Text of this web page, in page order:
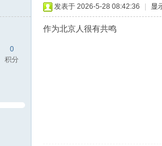
0
积分
发表于 2026-5-28 08:42:36 显
作为北京人很有共鸣